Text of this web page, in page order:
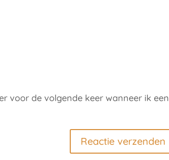
voor de volgende keer wanneer ik een